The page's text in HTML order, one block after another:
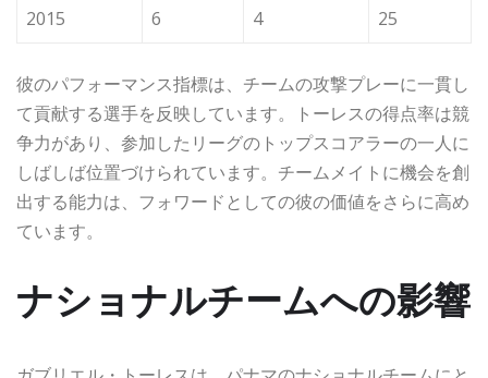
2015
6 4 25
彼のパフォーマンス指標は、チームの攻撃プレーに一貫し
て貢献する選手を反映しています。トーレスの得点率は競
争力があり、参加したリーグのトップスコアラーの一人に
しばしば位置づけられています。チームメイトに機会を創
出する能力は、フォワードとしての彼の価値をさらに高め
ています。
ナショナルチームへの影響